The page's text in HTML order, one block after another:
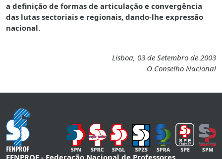
a definição de formas de articulação e convergência
das lutas sectoriais e regionais, dando-lhe expressão
nacional.
Lisboa, 03 de Setembro de 2003
O Conselho Nacional